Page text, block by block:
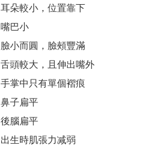
耳朵較小，位置靠下
嘴巴小
臉小而圓，臉頰豐滿
舌頭較大，且伸出嘴外
手掌中只有單個褶痕
鼻子扁平
後腦扁平
出生時肌張力减弱